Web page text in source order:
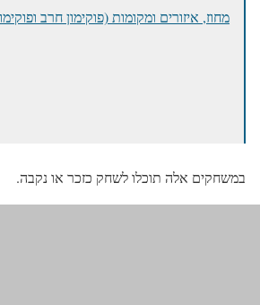
מחוז, איזורים ומקומות (פוקימון חרב
במשחקים אלה תוכלו לשחק כזכר או נקבה.